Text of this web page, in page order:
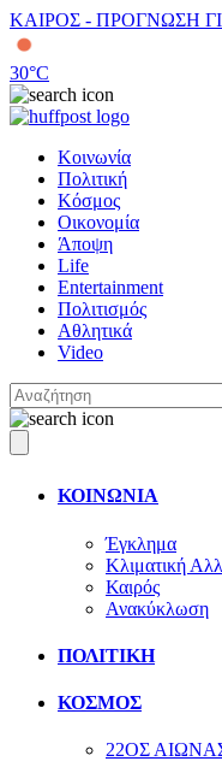
ΚΑΙΡΟΣ - ΠΡΟΓΝΩΣΗ
30°C
Κοινωνία
Πολιτική
Κόσμος
Οικονομία
Άποψη
Life
Entertainment
Πολιτισμός
Αθλητικά
Video
ΚΟΙΝΩΝΙΑ
Έγκλημα
Κλιματική
Καιρός
Ανακύκλωση
ΠΟΛΙΤΙΚΗ
ΚΟΣΜΟΣ
22ΟΣ